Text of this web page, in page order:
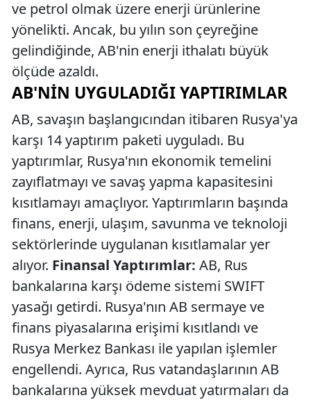
ve petrol olmak üzere enerji ürünlerine
yönelikti. Ancak, bu yılın son çeyreğine
gelindiğinde, AB'nin enerji ithalatı büyük
ölçüde azaldı.
AB'NIN UYGULADIĞI YAPTIRIMLAR
AB, savaşın başlangıcından itibaren Rusya'ya
karşı 14 yaptırım paketi uyguladı. Bu
yaptırımlar, Rusya'nın ekonomik temelini
zayıflatmayı ve savaş yapma kapasitesini
kısıtlamayı amaçlıyor. Yaptırımların başında
finans, enerji, ulaşım, savunma ve teknoloji
sektörlerinde uygulanan kısıtlamalar yer
alıyor. Finansal Yaptırımlar: AB, Rus
bankalarına karşı ödeme sistemi SWIFT
yasağı getirdi. Rusya'nın AB sermaye ve
finans piyasalarına erişimi kısıtlandı ve
Rusya Merkez Bankası ile yapılan işlemler
engellendi. Ayrıca, Rus vatandaşlarının AB
bankalarına yüksek mevduat yatırmaları da